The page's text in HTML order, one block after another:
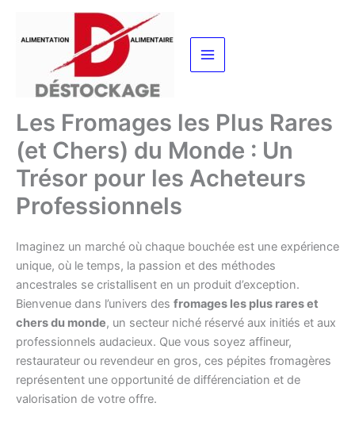
contenu
Les Fromages les Plus Rares
(et Chers) du Monde : Un
Trésor pour les Acheteurs
Professionnels
Imaginez un marché où chaque bouchée est une expérience
unique, où le temps, la passion et des méthodes
ancestrales se cristallisent en un produit d’exception.
Bienvenue dans l’univers des fromages les plus rares et
chers du monde, un secteur niché réservé aux initiés et aux
professionnels audacieux. Que vous soyez affineur,
restaurateur ou revendeur en gros, ces pépites fromagères
représentent une opportunité de différenciation et de
valorisation de votre offre.